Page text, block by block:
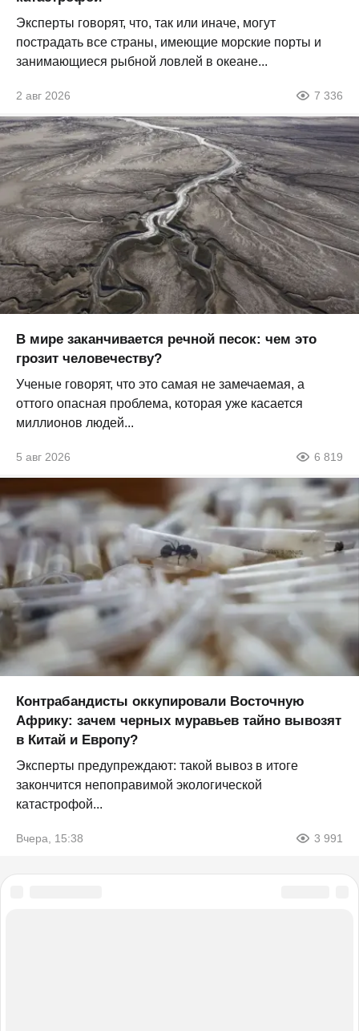
Эксперты говорят, что, так или иначе, могут
пострадать все страны, имеющие морские порты и
занимающиеся рыбной ловлей в океане...
2 авг 2026 7 336
В мире заканчивается речной песок: чем это
грозит человечеству?
Ученые говорят, что это самая не замечаемая, а
оттого опасная проблема, которая уже касается
миллионов людей...
5 авг 2026 6 819
Контрабандисты оккупировали Восточную
Африку: зачем черных муравьев тайно вывозят
в Китай и Европу?
Эксперты предупреждают: такой вывоз в итоге
закончится непоправимой экологической
катастрофой...
Вчера, 15:38 3 991